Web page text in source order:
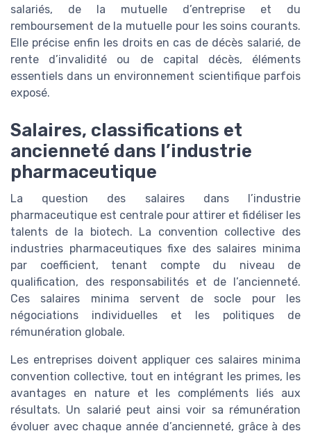
salariés, de la mutuelle d’entreprise et du
remboursement de la mutuelle pour les soins courants.
Elle précise enfin les droits en cas de décès salarié, de
rente d’invalidité ou de capital décès, éléments
essentiels dans un environnement scientifique parfois
exposé.
Salaires, classifications et
ancienneté dans l’industrie
pharmaceutique
La question des salaires dans l’industrie
pharmaceutique est centrale pour attirer et fidéliser les
talents de la biotech. La convention collective des
industries pharmaceutiques fixe des salaires minima
par coefficient, tenant compte du niveau de
qualification, des responsabilités et de l’ancienneté.
Ces salaires minima servent de socle pour les
négociations individuelles et les politiques de
rémunération globale.
Les entreprises doivent appliquer ces salaires minima
convention collective, tout en intégrant les primes, les
avantages en nature et les compléments liés aux
résultats. Un salarié peut ainsi voir sa rémunération
évoluer avec chaque année d’ancienneté, grâce à des